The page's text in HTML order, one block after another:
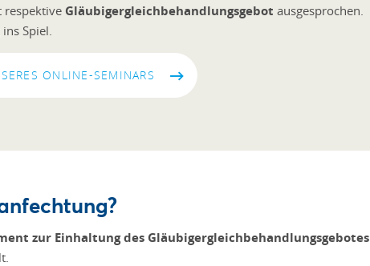
respektive Gläubigergleichbehandlungsgebot ausgesprochen.
Spiel.
ONLINE-SEMINARS
zur Einhaltung des Gläubigergleichbehandlungsgebotes